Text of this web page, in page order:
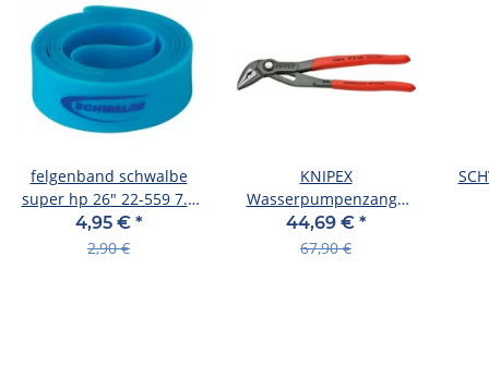
felgenband schwalbe
super hp 26" 22-559 7.0
max bar
4,95 € *
2,90 €
KNIPEX
Wasserpumpenzange
"Cobra" Rohrzange und
Sch ES (extra schl
44,69 € *
67,90 €